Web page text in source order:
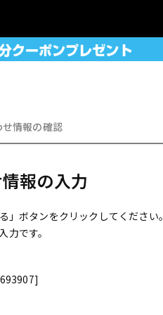
せ情報の確認
報の入力
ボタンをクリックしてください。
力です。